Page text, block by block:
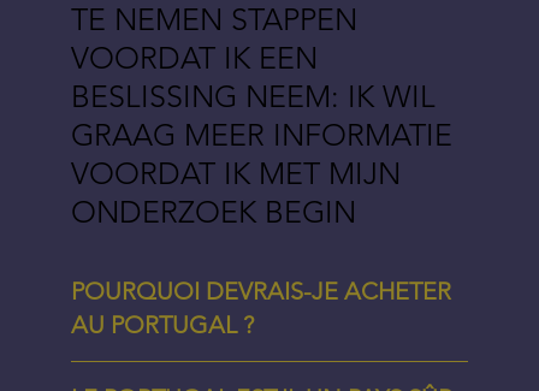
TE NEMEN STAPPEN
VOORDAT IK EEN
BESLISSING NEEM: IK WIL
GRAAG MEER INFORMATIE
VOORDAT IK MET MIJN
ONDERZOEK BEGIN
POURQUOI DEVRAIS-JE ACHETER
AU PORTUGAL ?